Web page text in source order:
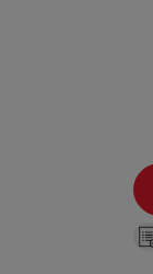
til ekstra gode
dine